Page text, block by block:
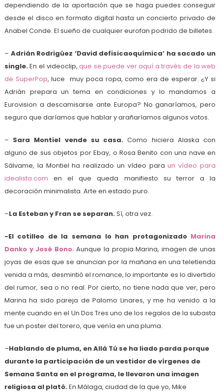
dependiendo de la aportación que se haga puedes conseguir
desde el disco en formato digital hasta un concierto privado de
Anabel Conde. El sueño de cualquier eurofan podrido de billetes.
– Adrián Rodrigúez ‘David defisicaoquímica’ ha sacado un
single.En el videoclip,que se puede ver aquí a través de la web
de SuperPop, luce muy poca ropa, como era de esperar. ¿Y si
Adrián prepara un tema en condiciones y lo mandamos a
Eurovision a descamisarse ante Europa? No ganaríamos, pero
seguro que daríamos que hablar y arañaríamos algunos votos.
– Sara Montiel vende su casa. Como hiciera Alaska con
alguno de sus objetos por Ebay, o Rosa Benito con una nave en
Sálvame, la Montiel ha realizado un vídeo paraun vídeo para
idealista.com en el que queda manifiesto su terror a la
decoración minimalista. Arte en estado puro.
–La Esteban y Fran se separan.Sí, otra vez.
-El cotilleo de la semana lo han protagonizado Marina
Danko y José Bono. Aunque la propia Marina, imagen de unas
joyas de esas que se anuncian por la mañana en una teletienda
venida a más, desmintió el romance, lo importante es lo divertido
del rumor, sea o no real. Por cierto, no tiene nada que ver, pero
Marina ha sido pareja de Palomo Linares, y me ha venido a la
mente cuando en el Un Dos Tres uno de los regalos de la subasta
fue un poster del torero, que venía en una pluma.
–Hablando de pluma, en Allá Tú se ha liado parda porque
durante la participación de un vestidor de vírgenes de
Semana Santa en el programa, le llevaron una imagen
religiosa al plató.En Málaga, ciudad de la que yo, Mike